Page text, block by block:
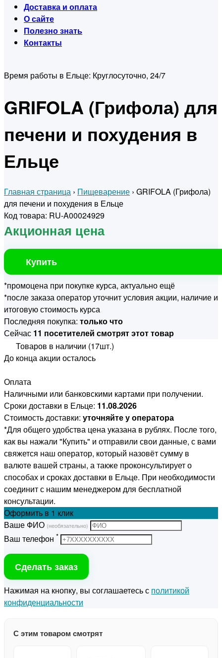
Доставка и оплата
О сайте
Полезно знать
Контакты
Время работы в Ельце: Круглосуточно, 24/7
GRIFOLA (Грифола) для
печени и похудения в
Ельце
Главная страница › Пищеварение › GRIFOLA (Грифола)
для печени и похудения в Ельце
Код товара: RU-A00024929
Акционная цена
Купить
*промоцена при покупке курса, актуально ещё
*после заказа оператор уточнит условия акции, наличие и
итоговую стоимость курса
Последняя покупка: только что
Сейчас 11 посетителей смотрят этот товар
Товаров в наличии (17шт.)
До конца акции осталось
Оплата
Наличными или банковскими картами при получении.
Сроки доставки в Ельце: 11.08.2026
Стоимость доставки: уточняйте у оператора
*Для общего удобства цена указана в рублях. После того,
как вы нажали "Купить" и отправили свои данные, с вами
свяжется наш оператор, который назовёт сумму в
валюте вашей страны, а также проконсультирует о
способах и сроках доставки в Ельце. При необходимости
соединит с нашим менеджером для бесплатной
консультации.
Оформить в 1 клик
Ваше ФИО (необязательно)
Ваш телефон *
Сделать заказ
Нажимая на кнопку, вы соглашаетесь с политикой
конфиденциальности
С этим товаром смотрят